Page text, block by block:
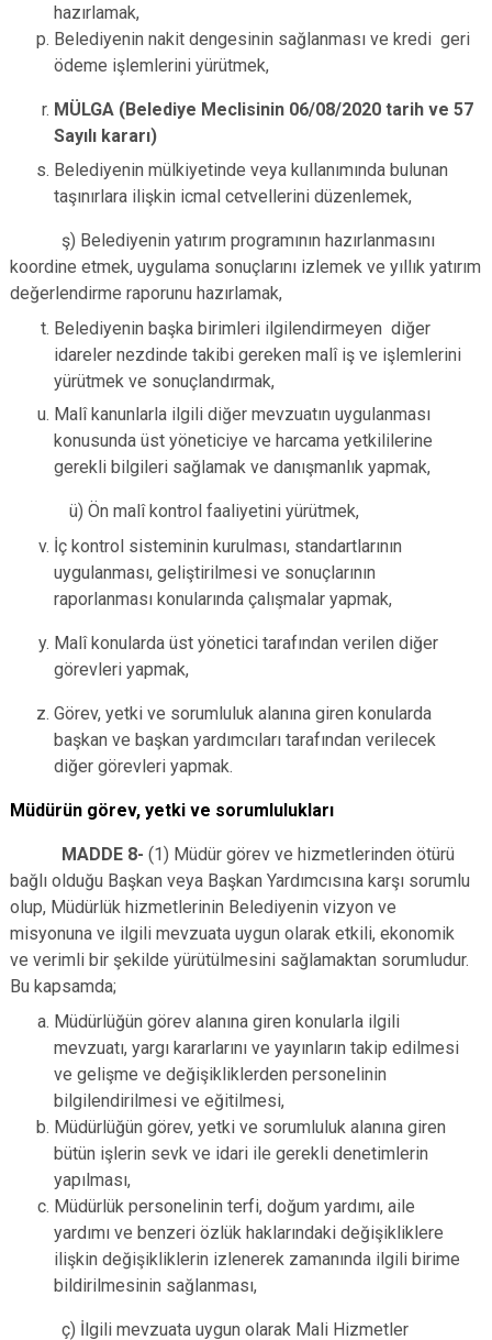
hazırlamak,
Belediyenin nakit dengesinin sağlanması ve kredi geri
ödeme işlemlerini yürütmek,
MÜLGA (Belediye Meclisinin 06/08/2020 tarih ve 57
Sayılı kararı)
Belediyenin mülkiyetinde veya kullanımında bulunan
taşınırlara ilişkin icmal cetvellerini düzenlemek,
ş) Belediyenin yatırım programının hazırlanmasını
koordine etmek, uygulama sonuçlarını izlemek ve yıllık yatırım
değerlendirme raporunu hazırlamak,
Belediyenin başka birimleri ilgilendirmeyen diğer
idareler nezdinde takibi gereken malî iş ve işlemlerini
yürütmek ve sonuçlandırmak,
Malî kanunlarla ilgili diğer mevzuatın uygulanması
konusunda üst yöneticiye ve harcama yetkililerine
gerekli bilgileri sağlamak ve danışmanlık yapmak,
ü) Ön malî kontrol faaliyetini yürütmek,
İç kontrol sisteminin kurulması, standartlarının
uygulanması, geliştirilmesi ve sonuçlarının
raporlanması konularında çalışmalar yapmak,
Malî konularda üst yönetici tarafından verilen diğer
görevleri yapmak,
Görev, yetki ve sorumluluk alanına giren konularda
başkan ve başkan yardımcıları tarafından verilecek
diğer görevleri yapmak.
Müdürün görev, yetki ve sorumlulukları
MADDE 8- (1) Müdür görev ve hizmetlerinden ötürü
bağlı olduğu Başkan veya Başkan Yardımcısına karşı sorumlu
olup, Müdürlük hizmetlerinin Belediyenin vizyon ve
misyonuna ve ilgili mevzuata uygun olarak etkili, ekonomik
ve verimli bir şekilde yürütülmesini sağlamaktan sorumludur.
Bu kapsamda;
Müdürlüğün görev alanına giren konularla ilgili
mevzuatı, yargı kararlarını ve yayınların takip edilmesi
ve gelişme ve değişikliklerden personelinin
bilgilendirilmesi ve eğitilmesi,
Müdürlüğün görev, yetki ve sorumluluk alanına giren
bütün işlerin sevk ve idari ile gerekli denetimlerin
yapılması,
Müdürlük personelinin terfi, doğum yardımı, aile
yardımı ve benzeri özlük haklarındaki değişikliklere
ilişkin değişikliklerin izlenerek zamanında ilgili birime
bildirilmesinin sağlanması,
ç) İlgili mevzuata uygun olarak Mali Hizmetler